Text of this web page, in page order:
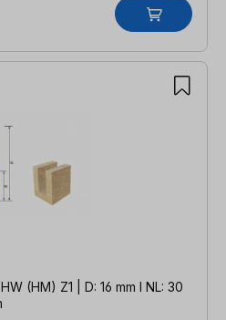
(HM) Z1 | D: 16 mm l NL: 30